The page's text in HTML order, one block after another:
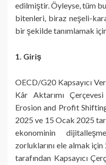
edilmiştir. Öyleyse, tüm
bitenleri, biraz neşeli-
bir şekilde tanımlamak
1. Giriş
OECD/G20 Kapsayıcı
Kâr Aktarımı
Erosion and Profit
2025 ve 15 Ocak 2025
ekonominin
zorluklarını ele almak
tarafından Kapsayıcı